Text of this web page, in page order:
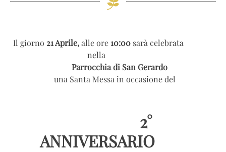
Il giorno 21 Aprile,alle ore10:00 sarà celebrata
nella
Parrocchia di San Gerardo
una Santa Messa in occasione del
2°
ANNIVERSARIO